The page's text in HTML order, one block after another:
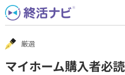
Skip
to
content
厳選
マイホーム購入者必